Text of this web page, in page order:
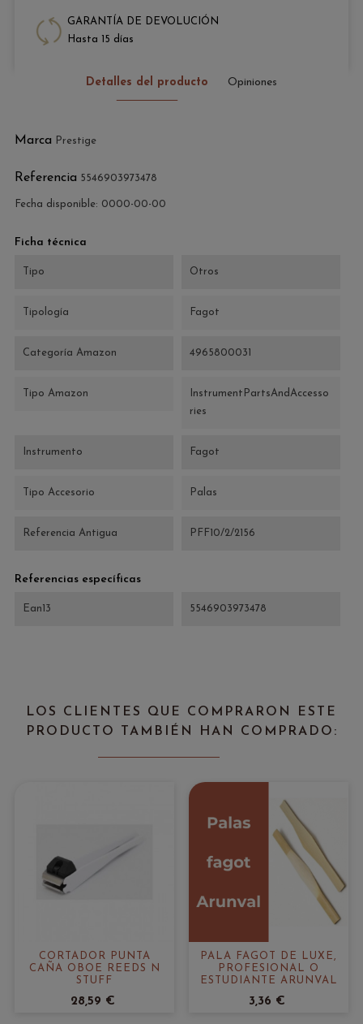
GARANTÍA DE DEVOLUCIÓN
Hasta 15 días
Detalles del producto Opiniones
Marca Prestige
Referencia 5546903973478
Fecha disponible: 0000-00-00
Ficha técnica
Tipo Otros
Tipología Fagot
Categoría Amazon 4965800031
Tipo Amazon
InstrumentPartsAndAccesso
ries
Instrumento Fagot
Tipo Accesorio Palas
Referencia Antigua PFF10/2/2156
Referencias específicas
Ean13 5546903973478
LOS CLIENTES QUE COMPRARON ESTE
PRODUCTO TAMBIÉN HAN COMPRADO:
CORTADOR PUNTA
CAÑA OBOE REEDS N
STUFF
28,59 €
PALA FAGOT DE LUXE,
PROFESIONAL O
ESTUDIANTE ARUNVAL
3,36 €